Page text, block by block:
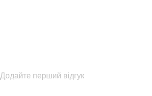
Додайте перший відгук